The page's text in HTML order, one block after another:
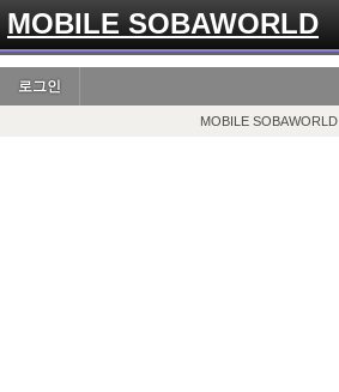
MOBILE SOBAWORLD
로그인
MOBILE SOBAWORLD